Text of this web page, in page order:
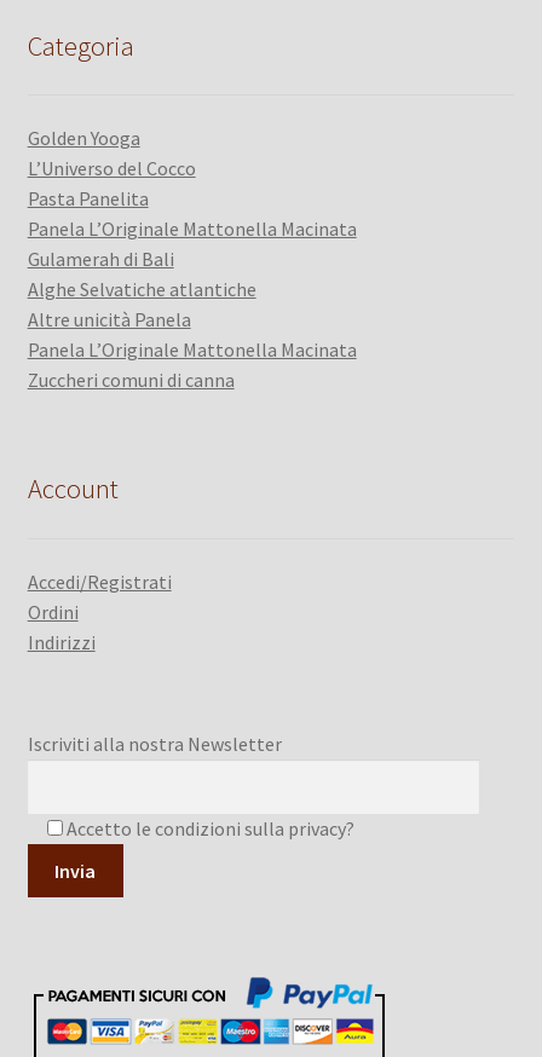
Categoria
Golden Yooga
L’Universo del Cocco
Pasta Panelita
Panela L’Originale Mattonella Macinata
Gulamerah di Bali
Alghe Selvatiche atlantiche
Altre unicità Panela
Panela L’Originale Mattonella Macinata
Zuccheri comuni di canna
Account
Accedi/Registrati
Ordini
Indirizzi
Iscriviti alla nostra Newsletter
Accetto le condizioni sulla privacy?
t